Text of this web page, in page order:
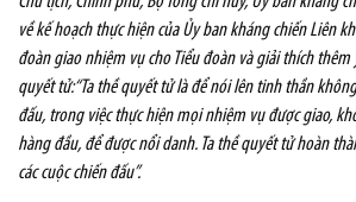
về kế hoạch thực hiện của Ủy ban kháng chiến Liên
đoàn giao nhiệm vụ cho Tiểu đoàn và giải thích
quyết tử:“Ta thề quyết tử là để nói lên tinh thần
đấu, trong việc thực hiện mọi nhiệm vụ được giao,
hàng đầu, để được nổi danh. Ta thề quyết tử hoàn
các cuộc chiến đấu”.